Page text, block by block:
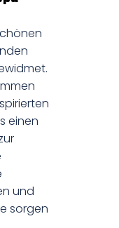
einen
und
sorgen